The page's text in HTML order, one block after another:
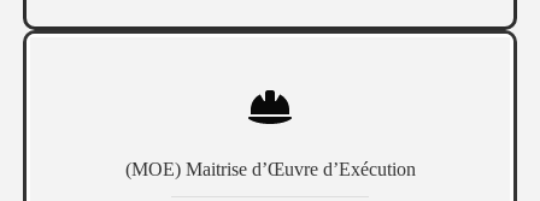
(MOE) Maitrise d’Œuvre d’Exécution